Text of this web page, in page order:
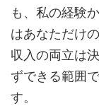
も、私の経験
はあなただけ
収入の両立は
ずできる範囲
す。